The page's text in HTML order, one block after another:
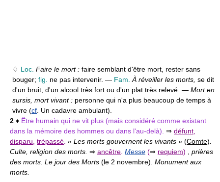
♢ Loc. Faire le mort : faire semblant d'être mort, rester sans
bouger; fig. ne pas intervenir. — Fam. À réveiller les morts, se dit
d'un bruit, d'un alcool très fort ou d'un plat très relevé. — Mort en
sursis, mort vivant : personne qui n'a plus beaucoup de temps à
vivre (cf. Un cadavre ambulant).
2 ♦ Être humain qui ne vit plus (mais considéré comme existant
dans la mémoire des hommes ou dans l'au-delà). ⇒ défunt,
disparu, trépassé. « Les morts gouvernent les vivants » (Comte).
Culte, religion des morts. ⇒ ancêtre. Messe (⇒ requiem) , prières
des morts. Le jour des Morts (le 2 novembre). Monument aux
morts.